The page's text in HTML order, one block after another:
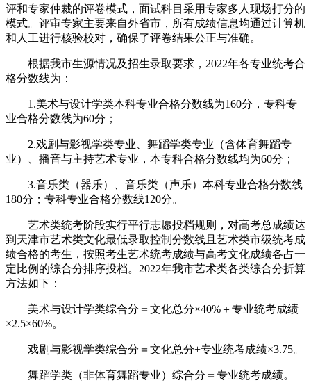
评和专家仲裁的评卷模式，面试科目采用专家多人现场打分的
模式。评审专家主要来自外省市，所有成绩信息均通过计算机
和人工进行核验校对，确保了评卷结果公正与准确。
根据我市生源情况及招生录取要求，2022年各专业统考合
格分数线为：
1.美术与设计学类本科专业合格分数线为160分，专科专
业合格分数线为60分；
2.戏剧与影视学类专业、舞蹈学类专业（含体育舞蹈专
业）、播音与主持艺术专业，本专科合格分数线均为60分；
3.音乐类（器乐）、音乐类（声乐）本科专业合格分数线
180分；专科专业合格分数线120分。
艺术类统考阶段实行平行志愿投档规则，对高考总成绩达
到天津市艺术类文化最低录取控制分数线且艺术类市级统考成
绩合格的考生，按照考生艺术统考成绩与高考文化成绩各占一
定比例的综合分排序投档。2022年我市艺术类各类综合分折算
方法如下：
美术与设计学类综合分＝文化总分×40%＋专业统考成绩
×2.5×60%。
戏剧与影视学类综合分＝文化总分+专业统考成绩×3.75。
舞蹈学类（非体育舞蹈专业）综合分＝专业统考成绩。